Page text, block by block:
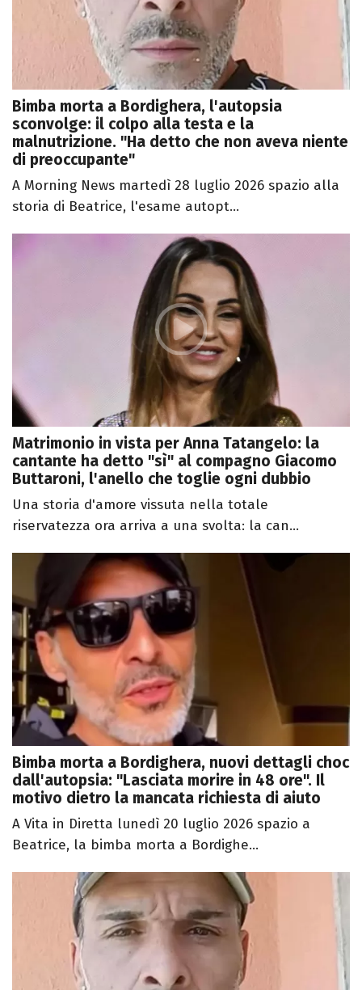
Bimba morta a Bordighera, l'autopsia
sconvolge: il colpo alla testa e la
malnutrizione. "Ha detto che non aveva niente
di preoccupante"
A Morning News martedì 28 luglio 2026 spazio alla
storia di Beatrice, l'esame autopt...
Matrimonio in vista per Anna Tatangelo: la
cantante ha detto "sì" al compagno Giacomo
Buttaroni, l'anello che toglie ogni dubbio
Una storia d'amore vissuta nella totale
riservatezza ora arriva a una svolta: la can...
Bimba morta a Bordighera, nuovi dettagli choc
dall'autopsia: "Lasciata morire in 48 ore". Il
motivo dietro la mancata richiesta di aiuto
A Vita in Diretta lunedì 20 luglio 2026 spazio a
Beatrice, la bimba morta a Bordighe...